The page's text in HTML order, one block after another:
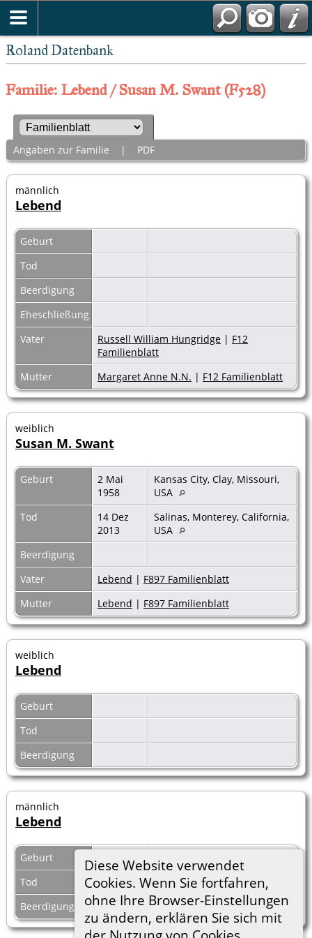
Roland Datenbank
Diese Website verwendet
Cookies. Wenn Sie fortfahren,
ohne Ihre Browser-Einstellungen
zu ändern, erklären Sie sich mit
Familie: Lebend / Susan M. Swant (F528)
Angaben zur Familie | PDF
männlich
Lebend
Geburt
Tod
Beerdigung
Eheschließung
Vater
Russell William Hungridge | F12
Familienblatt
Mutter
Margaret Anne N.N. | F12 Familienblatt
weiblich
Susan M. Swant
Geburt
2 Mai
1958
Kansas City, Clay, Missouri,
USA
Tod
14 Dez
2013
Salinas, Monterey, California,
USA
Beerdigung
Vater
Lebend | F897 Familienblatt
Mutter
Lebend | F897 Familienblatt
weiblich
Lebend
Geburt
Tod
Beerdigung
männlich
Lebend
Geburt
Tod
Beerdigung